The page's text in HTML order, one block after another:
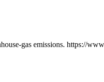
gas emissions. https://